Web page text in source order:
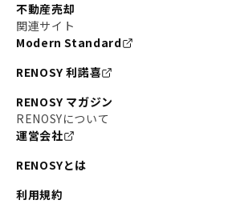
不動産売却
関連サイト
Modern Standard
RENOSY 利諾喜
RENOSY マガジン
RENOSYについて
運営会社
RENOSYとは
利用規約